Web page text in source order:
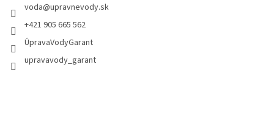
voda@upravnevody.sk
+421 905 665 562
ÚpravaVodyGarant
upravavody_garant